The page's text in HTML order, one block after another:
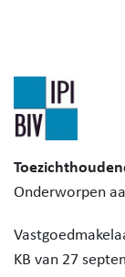
Onderworpen
KB van 27